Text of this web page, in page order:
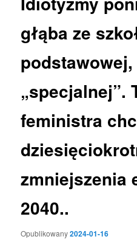
głąba ze
podstawowej,
„specjalnej”.
feministra
zmniejszenia
2040..
Opublikowany2024-01-16